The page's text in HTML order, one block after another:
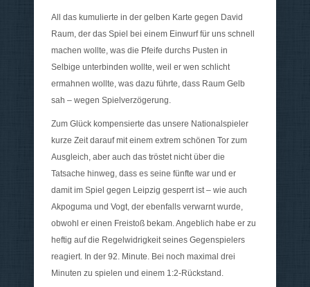
All das kumulierte in der gelben Karte gegen David
Raum, der das Spiel bei einem Einwurf für uns schnell
machen wollte, was die Pfeife durchs Pusten in
Selbige unterbinden wollte, weil er wen schlicht
ermahnen wollte, was dazu führte, dass Raum Gelb
sah – wegen Spielverzögerung.
Zum Glück kompensierte das unsere Nationalspieler
kurze Zeit darauf mit einem extrem schönen Tor zum
Ausgleich, aber auch das tröstet nicht über die
Tatsache hinweg, dass es seine fünfte war und er
damit im Spiel gegen Leipzig gesperrt ist – wie auch
Akpoguma und Vogt, der ebenfalls verwarnt wurde,
obwohl er einen Freistoß bekam. Angeblich habe er zu
heftig auf die Regelwidrigkeit seines Gegenspielers
reagiert. In der 92. Minute. Bei noch maximal drei
Minuten zu spielen und einem 1:2-Rückstand.